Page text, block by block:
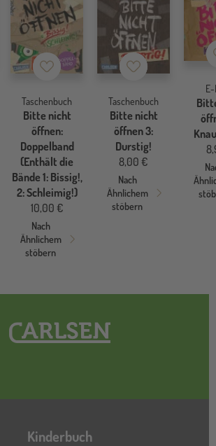
Merkzettel
Taschenbuch
Bitte nicht
öffnen:
Doppelband
(Enthält die
Bände 1: Bissig!,
2: Schleimig!)
10,00 €
Nach
Ähnlichem
stöbern
Merkzettel
Taschenbuch
Bitte nicht
öffnen 3:
Durstig!
8,00 €
Nach
Ähnlichem
stöbern
Hauptnavigation
Kinderbuch